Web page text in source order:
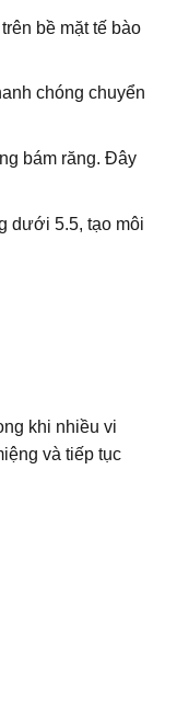
bề mặt tế bào
chóng chuyển
bám răng. Đây
dưới 5.5, tạo môi
khi nhiều vi
và tiếp tục